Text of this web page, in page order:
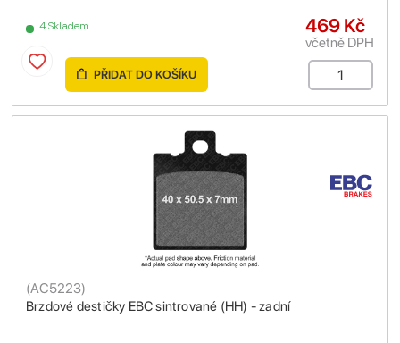
4 Skladem 469 Kč
včetně DPH
PŘIDAT DO KOŠÍKU
Brzdové destičky EBC sintrované (HH) - zadní
(AC5223)